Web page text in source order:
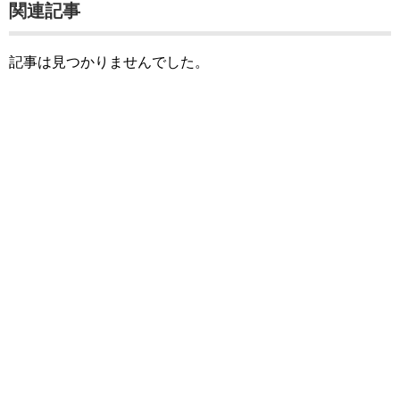
関連記事
記事は見つかりませんでした。